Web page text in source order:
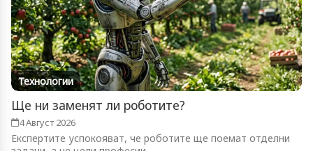
Технологии
Ще ни заменят ли роботите?
4 Август 2026
Експертите успокояват, че роботите ще поемат отделни